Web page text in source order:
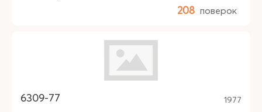
208 поверок
6309-77 1977